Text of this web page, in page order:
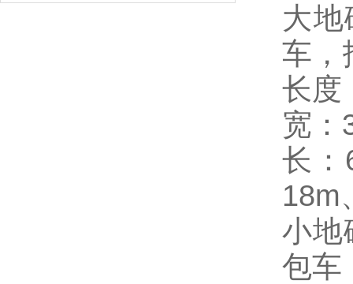
大
车，
长度
宽
长：
18m
小地
包车